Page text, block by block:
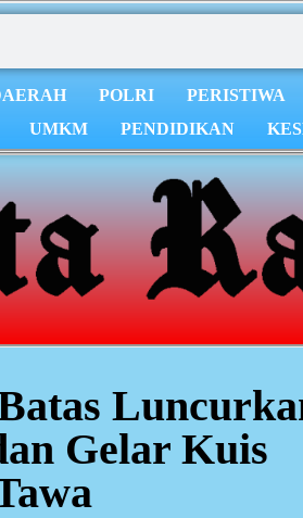
POLRI PERISTIWA
UMKM PENDIDIKAN
Gelar Kuis